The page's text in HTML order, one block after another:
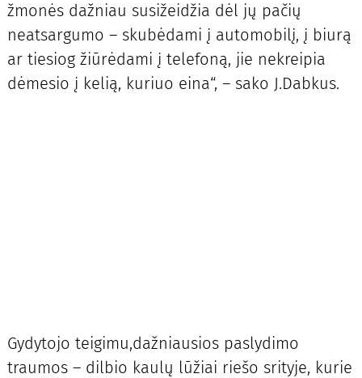
žmonės dažniau susižeidžia dėl jų pačių
neatsargumo – skubėdami į automobilį, į biurą
ar tiesiog žiūrėdami į telefoną, jie nekreipia
dėmesio į kelią, kuriuo eina“, – sako J.Dabkus.
Gydytojo teigimu,dažniausios paslydimo
traumos – dilbio kaulų lūžiai riešo srityje, kurie